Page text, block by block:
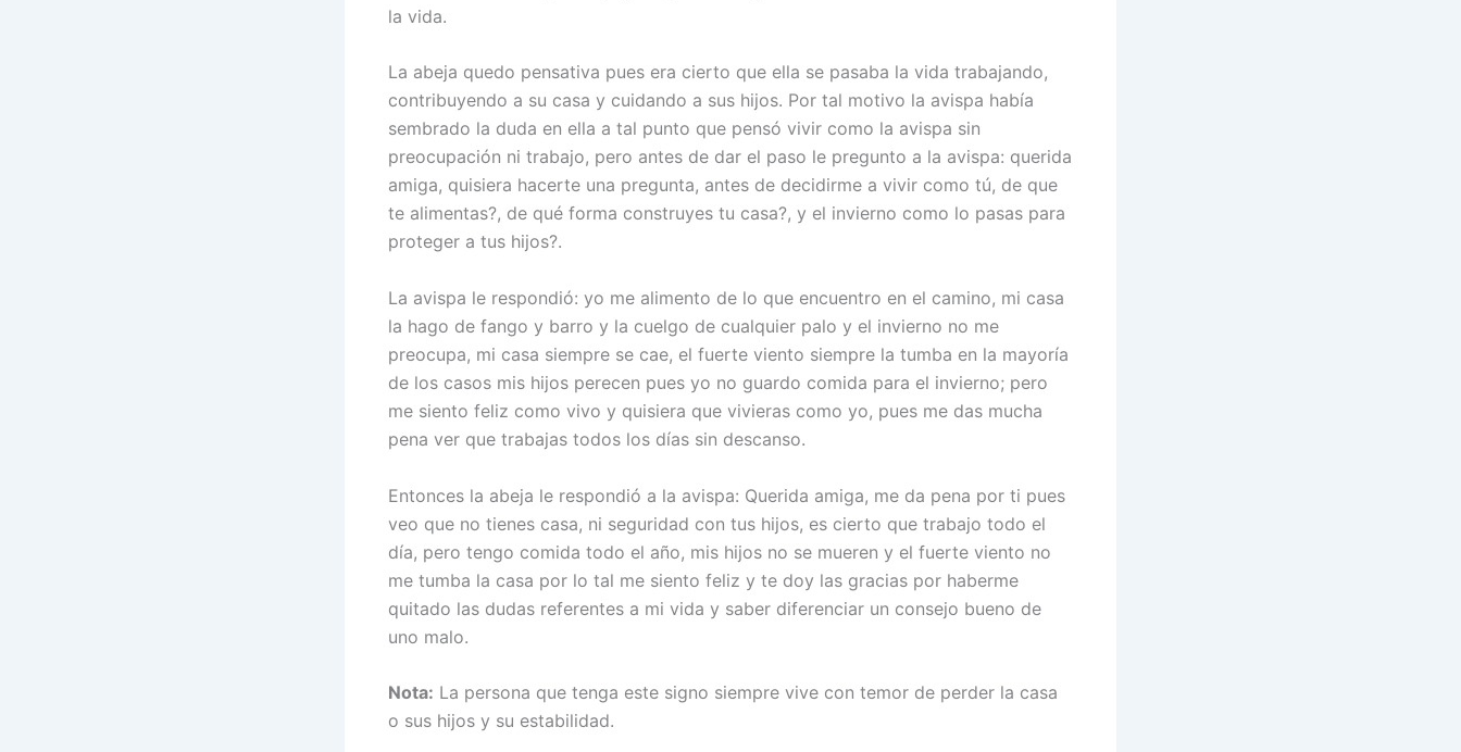
la vida.
La abeja quedo pensativa pues era cierto que ella se pasaba la vida trabajando,
contribuyendo a su casa y cuidando a sus hijos. Por tal motivo la avispa había
sembrado la duda en ella a tal punto que pensó vivir como la avispa sin
preocupación ni trabajo, pero antes de dar el paso le pregunto a la avispa: querida
amiga, quisiera hacerte una pregunta, antes de decidirme a vivir como tú, de que
te alimentas?, de qué forma construyes tu casa?, y el invierno como lo pasas para
proteger a tus hijos?.
La avispa le respondió: yo me alimento de lo que encuentro en el camino, mi casa
la hago de fango y barro y la cuelgo de cualquier palo y el invierno no me
preocupa, mi casa siempre se cae, el fuerte viento siempre la tumba en la mayoría
de los casos mis hijos perecen pues yo no guardo comida para el invierno; pero
me siento feliz como vivo y quisiera que vivieras como yo, pues me das mucha
pena ver que trabajas todos los días sin descanso.
Entonces la abeja le respondió a la avispa: Querida amiga, me da pena por ti pues
veo que no tienes casa, ni seguridad con tus hijos, es cierto que trabajo todo el
día, pero tengo comida todo el año, mis hijos no se mueren y el fuerte viento no
me tumba la casa por lo tal me siento feliz y te doy las gracias por haberme
quitado las dudas referentes a mi vida y saber diferenciar un consejo bueno de
uno malo.
Nota: La persona que tenga este signo siempre vive con temor de perder la casa
o sus hijos y su estabilidad.